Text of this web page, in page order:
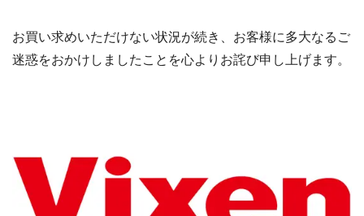
お買い求めいただけない状況が続き、お客様に多大なるご
迷惑をおかけしましたことを心よりお詫び申し上げます。